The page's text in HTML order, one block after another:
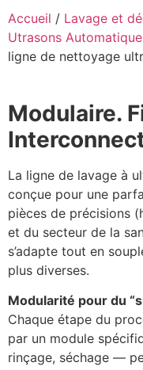
Accueil / Lavage et
Utrasons
ligne de nettoyage
Modulaire.
La ligne de lavage à
conçue pour une
pièces de précisions
et du secteur de la
s’adapte tout en
plus diverses.
Modularité pour du
Chaque étape du
par un module
rinçage, séchage —